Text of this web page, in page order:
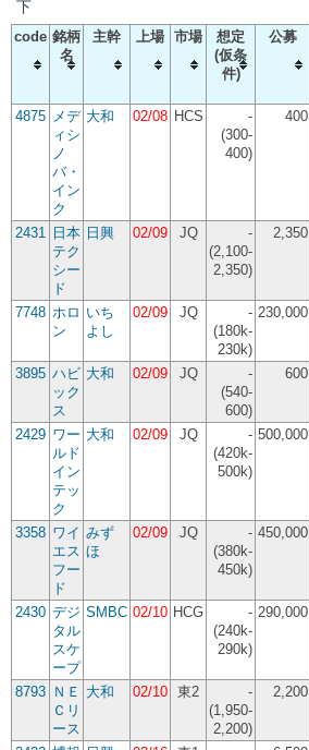
下
code 銘柄
名
主幹 上場 市場
想定
(仮条
件)
公募
4875 メデ
ィシ
ノ
バ・
イン
ク
大和 02/08 HCS
-
(300-
400)
400
2431 日本
テク
シー
ド
日興 02/09 JQ
-
(2,100-
2,350)
2,350
7748 ホロ
ン
いち
よし
02/09 JQ
-
(180k-
230k)
230,000
3895 ハビ
ック
ス
大和 02/09 JQ
-
(540-
600)
600
2429 ワー
ルド
イン
テッ
ク
大和 02/09 JQ
-
(420k-
500k)
500,000
3358 ワイ
エス
フー
ド
みず
ほ
02/09 JQ
-
(380k-
450k)
450,000
2430 デジ
タル
スケ
ープ
SMBC 02/10 HCG
-
(240k-
290k)
290,000
8793 ＮＥ
Ｃリ
ース
大和 02/10 東2
-
(1,950-
2,200)
2,200